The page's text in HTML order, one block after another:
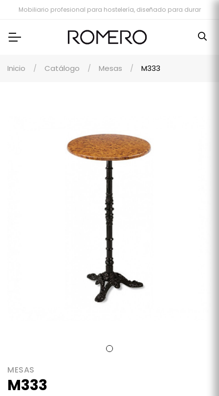
Mobiliario profesional para hostelería, diseñado para durar
Inicio Catálogo Mesas M333
MESAS
M333